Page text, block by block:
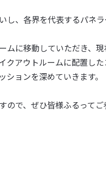
し、各界を代表するパネ
ムに移動していただき、
クアウトルームに配置し
ョンを深めていきます。
で、ぜひ皆様ふるってご